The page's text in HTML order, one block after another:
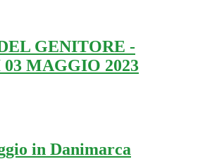
GENITORE -
MAGGIO 2023
in Danimarca